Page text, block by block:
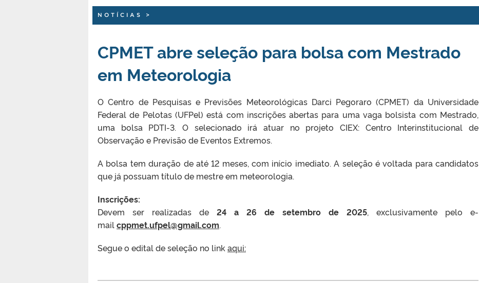
NOTÍCIAS >
CPMET abre seleção para bolsa com Mestrado
em Meteorologia
O Centro de Pesquisas e Previsões Meteorológicas Darci Pegoraro (CPMET) da Universidade
Federal de Pelotas (UFPel) está com inscrições abertas para uma vaga bolsista com Mestrado,
uma bolsa PDTI-3. O selecionado irá atuar no projeto CIEX: Centro Interinstitucional de
Observação e Previsão de Eventos Extremos.
A bolsa tem duração de até 12 meses, com início imediato. A seleção é voltada para candidatos
que já possuam título de mestre em meteorologia.
Inscrições:
Devem ser realizadas de 24 a 26 de setembro de 2025, exclusivamente pelo e-
mailcppmet.ufpel@gmail.com.
Segue o edital de seleção no link aqui: